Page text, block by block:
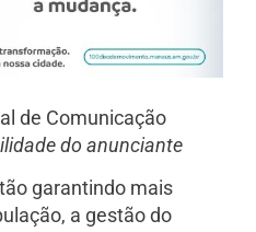
de Comunicação
do anunciante
garantindo mais
a gestão do